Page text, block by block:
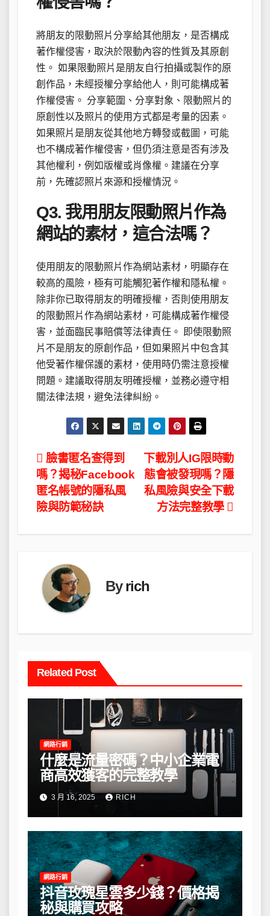
將朋友的限動照片分享給其他朋友，是否構成
著作權侵害，取決於限動內容的性質及其原創
性。 如果限動照片是朋友自行拍攝或製作的原
創作品，未經授權分享給他人，則可能構成著
作權侵害。 分享範圍、分享對象、限動照片的
原創性以及照片的使用方式都是考量的因素。
如果照片是朋友從其他地方轉發或截圖，可能
也不構成著作權侵害，但仍須注意是否有涉及
其他權利，例如版權或肖像權。建議在分享
前，先確認照片來源和授權情況。
Q3. 我用朋友限動照片作為
網站的素材，這合法嗎？
使用朋友的限動照片作為網站素材，明顯存在
較高的風險，極有可能觸犯著作權和隱私權。
除非你已取得朋友的明確授權，否則使用朋友
的限動照片作為網站素材，可能構成著作權侵
害，並面臨民事賠償等法律責任。 即使限動照
片不是朋友的原創作品，但如果照片中包含其
他受著作權保護的素材，使用時仍需注意授權
問題。建議取得朋友明確授權，並務必遵守相
關法律法規，避免法律糾紛。
文
章
導
覽
下載別人IG限時動
態會被發現嗎？隱
私風險與安全下載
方法完整教學
臉書匿名查得到
嗎？揭秘Facebook
匿名帳號的隱私風
險與防範秘訣
Byrich
Related Post
網路行銷
什麼是流量密碼？中小企業電
商高效獲客的完整教學
3 月 16, 2025 RICH
網路行銷
抖音玫瑰星雲多少錢？價格揭
秘與購買攻略